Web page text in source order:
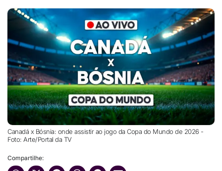
Canadá x Bósnia: onde assistir ao jogo da Copa do Mundo de 2026 -
Foto: Arte/Portal da TV
Compartilhe: